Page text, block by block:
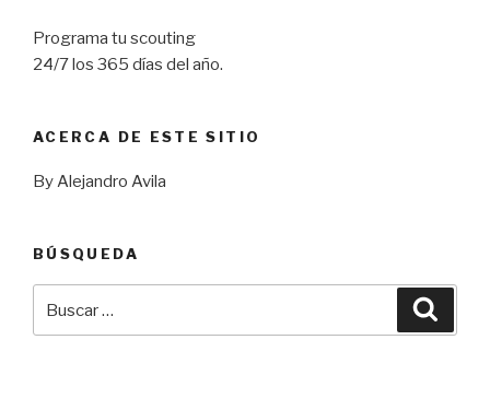
Programa tu scouting
24/7 los 365 días del año.
ACERCA DE ESTE SITIO
By Alejandro Avila
BÚSQUEDA